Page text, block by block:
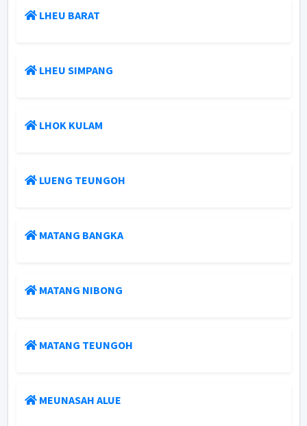
LHEU BARAT
LHEU SIMPANG
LHOK KULAM
LUENG TEUNGOH
MATANG BANGKA
MATANG NIBONG
MATANG TEUNGOH
MEUNASAH ALUE